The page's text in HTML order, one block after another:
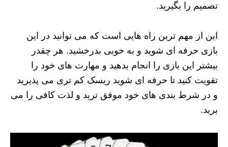
تصمیم را بگیرید.
این از مهم ترین راه هایی است که می توانید در این
بازی حرفه ای شوید و به خوبی بدرخشید. هر چقدر
بیشتر این بازی را انجام بدهید و مهارت های خود را
تقویت کنید تا حرفه ای شوید ریسک کم تری می‌ پذیرید
و در شرط بندی های خود موفق ترید و لذت کافی را می
برید.